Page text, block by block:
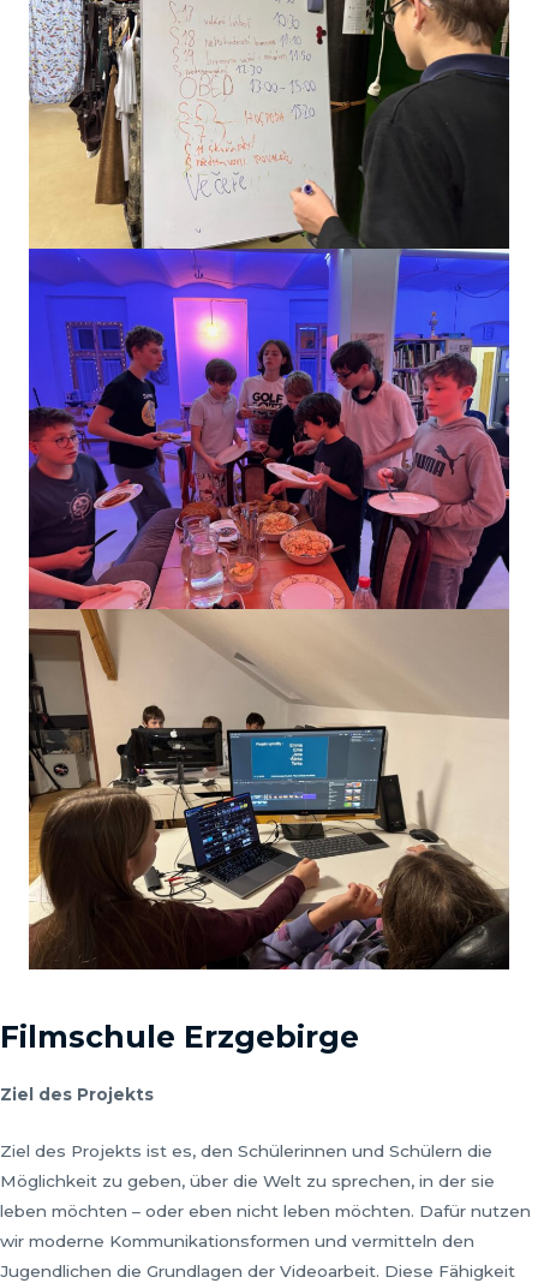
Filmschule Erzgebirge
Ziel des Projekts
Ziel des Projekts ist es, den Schülerinnen und Schülern die
Möglichkeit zu geben, über die Welt zu sprechen, in der sie
leben möchten – oder eben nicht leben möchten. Dafür nutzen
wir moderne Kommunikationsformen und vermitteln den
Jugendlichen die Grundlagen der Videoarbeit. Diese Fähigkeit